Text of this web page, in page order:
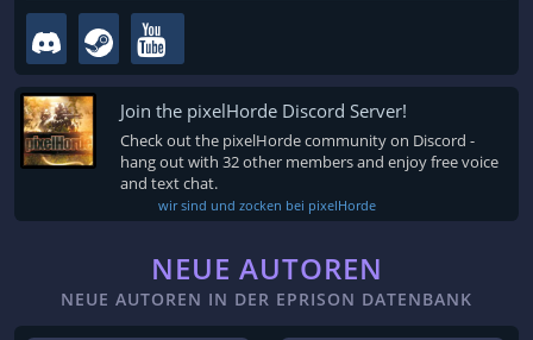
Join the pixelHorde Discord Server!
Check out the pixelHorde community on Discord -
hang out with 32 other members and enjoy free voice
and text chat.
wir sind und zocken bei pixelHorde
NEUE AUTOREN
NEUE AUTOREN IN DER EPRISON DATENBANK